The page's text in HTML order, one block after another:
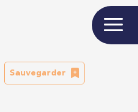
Sauvegarder